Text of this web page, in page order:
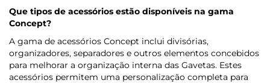
Que tipos de acessórios estão disponíveis na gama
Concept?
A gama de acessórios Concept inclui divisórias,
organizadores, separadores e outros elementos concebidos
para melhorar a organização interna das Gavetas. Estes
acessórios permitem uma personalização completa para